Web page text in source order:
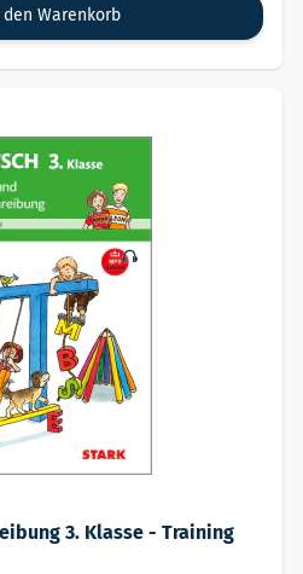
den Warenkorb
3. Klasse - Training